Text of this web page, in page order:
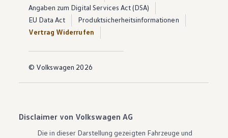
Angaben zum Digital Services Act (DSA)
EU Data Act
Produktsicherheitsinformationen
Vertrag Widerrufen
© Volkswagen 2026
Disclaimer von Volkswagen AG
Die in dieser Darstellung gezeigten Fahrzeuge und